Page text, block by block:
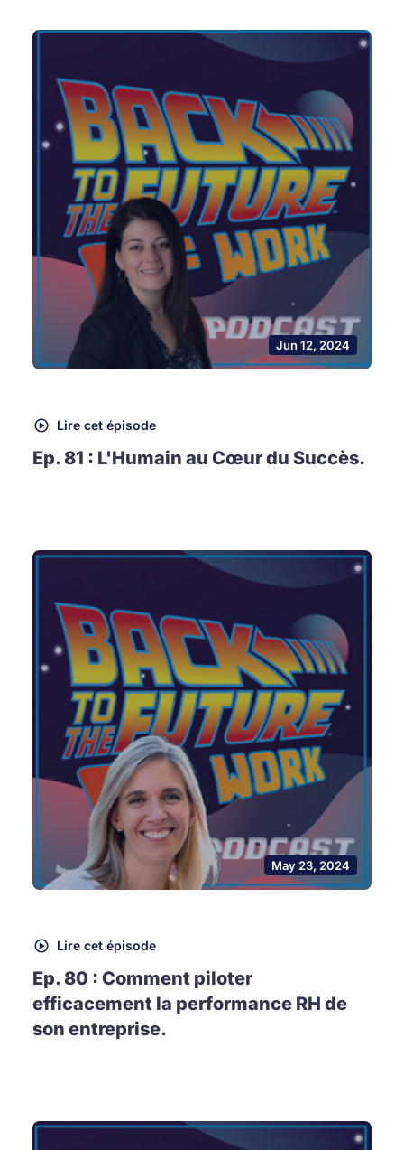
Jun 12, 2024
Lire cet épisode
Ep. 81 : L'Humain au Cœur du Succès.
May 23, 2024
Lire cet épisode
Ep. 80 : Comment piloter
efficacement la performance RH de
son entreprise.